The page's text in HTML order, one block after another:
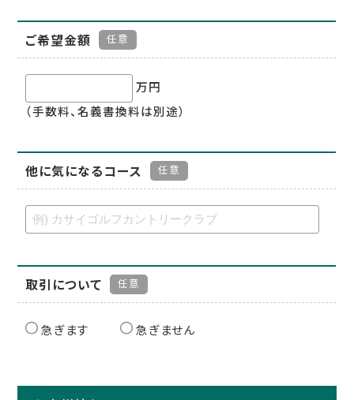
ご希望金額 任意
万円
（手数料、名義書換料は別途）
他に気になるコース 任意
取引について 任意
急ぎます 急ぎません